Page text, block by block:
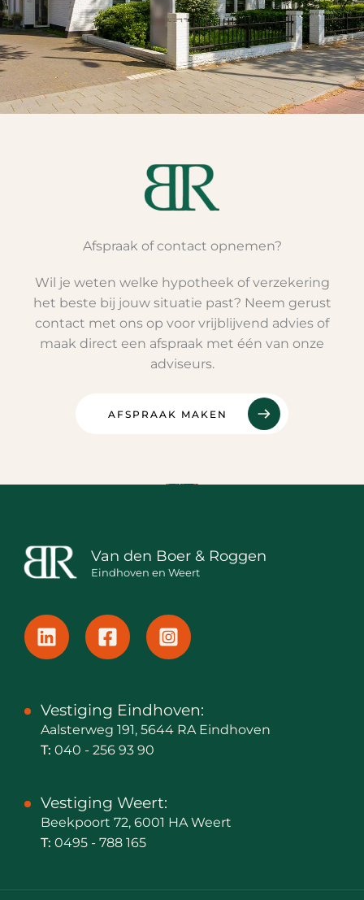
Afspraak of contact opnemen?
Wil je weten welke hypotheek of verzekering
het beste bij jouw situatie past? Neem gerust
contact met ons op voor vrijblijvend advies of
maak direct een afspraak met één van onze
adviseurs.
AFSPRAAK MAKEN
Van den Boer & Roggen
Eindhoven en Weert
Vestiging Eindhoven:
Aalsterweg 191, 5644 RA Eindhoven
T: 040 - 256 93 90
Vestiging Weert:
Beekpoort 72, 6001 HA Weert
T: 0495 - 788 165